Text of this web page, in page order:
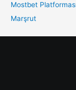
Mostbet
Marşrut